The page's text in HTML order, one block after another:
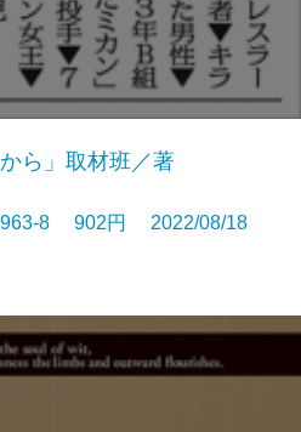
ら」取材班／著
8 902円 2022/08/18